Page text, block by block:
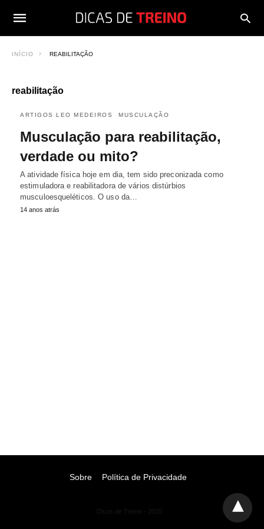
INÍCIO REABILITAÇÃO
reabilitação
ARTIGOS LEO MEDEIROS MUSCULAÇÃO
Musculação para reabilitação,
verdade ou mito?
A atividade física hoje em dia, tem sido preconizada como
estimuladora e reabilitadora de vários distúrbios
musculoesqueléticos. O uso da…
14 anos atrás
Sobre Política de Privacidade
Dicas de Treino - 2025